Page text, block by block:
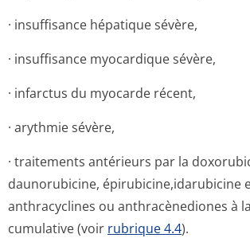
· insuffisance hépatique sévère,
· insuffisance myocardique sévère,
· infarctus du myocarde récent,
· arythmie sévère,
· traitements antérieurs par la
daunorubicine, épirubicine,i­darubicine
anthracyclines ou anthracènediones à
cumulative (voir rubrique 4.4).